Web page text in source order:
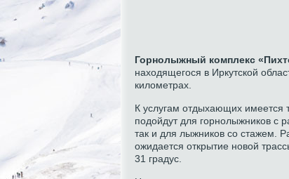
Горнолыжный комплекс
находящегося в Иркутской
километрах.
К услугам отдыхающих
подойдут для горнолыжников с
так и для лыжников со стажем.
ожидается открытие новой
31 градус.